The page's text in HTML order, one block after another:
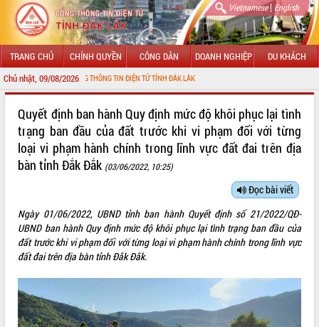
Vietnamese| English
TRANG CHỦ CHÍNH QUYỀN CÔNG DÂN DOANH NGHIỆP DU KHÁCH
Chủ nhật, 09/08/2026
VỚI CỔNG THÔNG TIN ĐIỆN TỬ TỈNH ĐẮK LẮK
LÃNH ĐẠO UBND TỈNH
TIN TỨC SỰ KIỆN
UBND CÁC XÃ, PHƯỜNG
THÔNG TIN CHỈ ĐẠO ĐIỀU HÀNH
HỆ THỐNG VĂN BẢN
VĂN BẢN HĐND TỈNH
Quyết định ban hành Quy định mức độ khôi phục lại tình
trạng ban đầu của đất trước khi vi phạm đối với từng
loại vi phạm hành chính trong lĩnh vực đất đai trên địa
bàn tỉnh Đắk Đắk (03/06/2022, 10:25)
Đọc bài viết
Ngày 01/06/2022, UBND tỉnh ban hành Quyết định số 21/2022/QĐ-
UBND ban hành Quy định mức độ khôi phục lại tình trạng ban đầu của
đất trước khi vi phạm đối với từng loại vi phạm hành chính trong lĩnh vực
đất đai trên địa bàn tỉnh Đắk Đắk.